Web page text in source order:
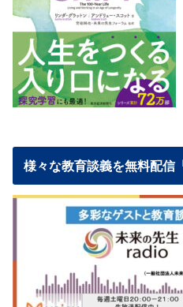
様々な教育談義を無料配信